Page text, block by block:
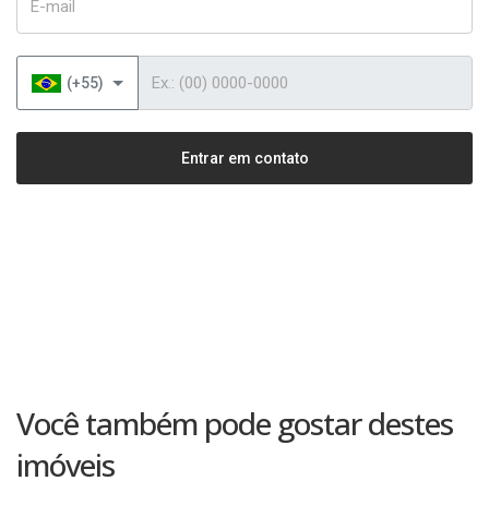
(+55)
Entrar em contato
Você também pode gostar destes
imóveis